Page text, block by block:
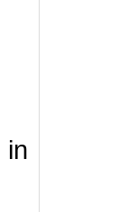
in